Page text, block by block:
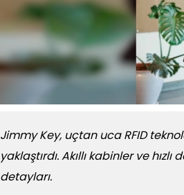
Jimmy Key, uçtan uca RFID
yaklaştırdı. Akıllı kabinler ve
detayları.